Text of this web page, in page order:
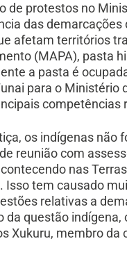
de protestos no
das
afetam territórios
(MAPA), pasta
a pasta é
para o Ministério
os indígenas não
reunião com
nas
Isso tem causado
relativas a
da questão
Xukuru, membro da